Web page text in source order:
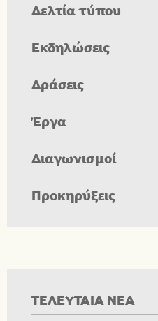
Δελτία τύπου
Εκδηλώσεις
Δράσεις
Έργα
Διαγωνισμοί
Προκηρύξεις
ΤΕΛΕΥΤΑΙΑ ΝΕΑ